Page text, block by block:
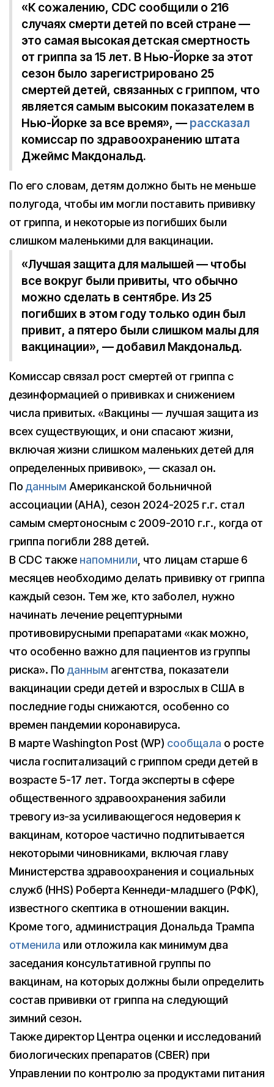
«К сожалению, CDC сообщили о 216
случаях смерти детей по всей стране —
это самая высокая детская смертность
от гриппа за 15 лет. В Нью-Йорке за этот
сезон было зарегистрировано 25
смертей детей, связанных с гриппом, что
является самым высоким показателем в
Нью-Йорке за все время», — рассказал
комиссар по здравоохранению штата
Джеймс Макдональд.
По его словам, детям должно быть не меньше
полугода, чтобы им могли поставить прививку
от гриппа, и некоторые из погибших были
слишком маленькими для вакцинации.
«Лучшая защита для малышей — чтобы
все вокруг были привиты, что обычно
можно сделать в сентябре. Из 25
погибших в этом году только один был
привит, а пятеро были слишком малы для
вакцинации», — добавил Макдональд.
Комиссар связал рост смертей от гриппа с
дезинформацией о прививках и снижением
числа привитых. «Вакцины — лучшая защита из
всех существующих, и они спасают жизни,
включая жизни слишком маленьких детей для
определенных прививок», — сказал он.
По данным Американской больничной
ассоциации (AHA), сезон 2024-2025 г.г. стал
самым смертоносным с 2009-2010 г.г., когда от
гриппа погибли 288 детей.
В CDC также напомнили, что лицам старше 6
месяцев необходимо делать прививку от гриппа
каждый сезон. Тем же, кто заболел, нужно
начинать лечение рецептурными
противовирусными препаратами «как можно,
что особенно важно для пациентов из группы
риска». По данным агентства, показатели
вакцинации среди детей и взрослых в США в
последние годы снижаются, особенно со
времен пандемии коронавируса.
В марте Washington Post (WP) сообщала о росте
числа госпитализаций с гриппом среди детей в
возрасте 5-17 лет. Тогда эксперты в сфере
общественного здравоохранения забили
тревогу из-за усиливающегося недоверия к
вакцинам, которое частично подпитывается
некоторыми чиновниками, включая главу
Министерства здравоохранения и социальных
служб (HHS) Роберта Кеннеди-младшего (РФК),
известного скептика в отношении вакцин.
Кроме того, администрация Дональда Трампа
отменила или отложила как минимум два
заседания консультативной группы по
вакцинам, на которых должны были определить
состав прививки от гриппа на следующий
зимний сезон.
Также директор Центра оценки и исследований
биологических препаратов (CBER) при
Управлении по контролю за продуктами питания